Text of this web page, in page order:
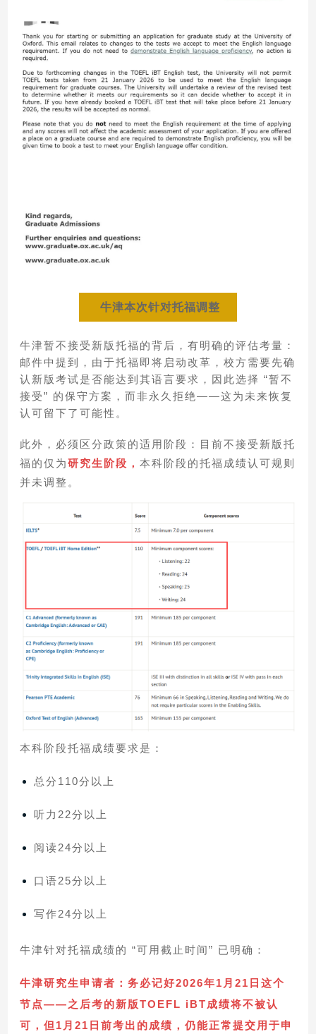
牛津本次针对托福调整
牛津暂不接受新版托福的背后，有明确的评估考量：
邮件中提到，由于托福即将启动改革，校方需要先确
认新版考试是否能达到其语言要求，因此选择 “暂不
接受” 的保守方案，而非永久拒绝——这为未来恢复
认可留下了可能性。
此外，必须区分政策的适用阶段：目前不接受新版托
福的仅为研究生阶段 ， 本科阶段的托福成绩认可规则
并未调整。
本科阶段托福成绩要求是：
总分110分以上
听力22分以上
阅读24分以上
口语25分以上
写作24分以上
牛津针对托福成绩的 “可用截止时间” 已明确：
牛津研究生申请者：务必记好2026年1月21日这个
节点——之后考的新版TOEFL iBT成绩将不被认
可，但1月21日前考出的成绩，仍能正常提交用于申